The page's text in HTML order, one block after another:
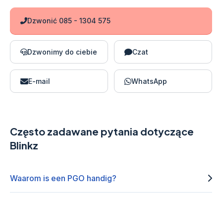
Dzwonić 085 - 1304 575
Dzwonimy do ciebie Czat
E-mail WhatsApp
Często zadawane pytania dotyczące
Blinkz
Waarom is een PGO handig?